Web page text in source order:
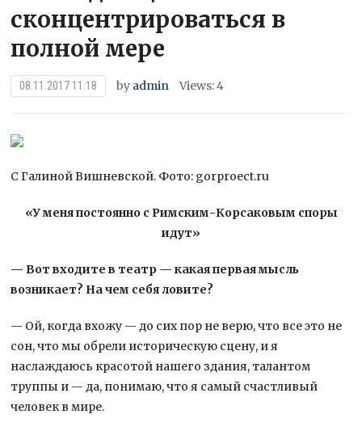
сконцентрироваться в
полной мере
08.11.2017 11:18 by admin Views: 4
С Галиной Вишневской. Фото: gorproect.ru
«У меня постоянно с Римским-Корсаковым споры
идут»
— Вот входите в театр — какая первая мысль
возникает? На чем себя ловите?
— Ой, когда вхожу — до сих пор не верю, что все это не
сон, что мы обрели историческую сцену, и я
наслаждаюсь красотой нашего здания, талантом
труппы и — да, понимаю, что я самый счастливый
человек в мире.